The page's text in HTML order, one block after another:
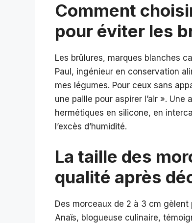
Comment
pour éviter les
Les brûlures, marques blanches
Paul, ingénieur en conservation
mes légumes. Pour ceux sans
une paille pour aspirer l’air ».
hermétiques en silicone, en
l’excès d’humidité.
La taille des
qualité après
Des morceaux de 2 à 3 cm
Anaïs, blogueuse culinaire,